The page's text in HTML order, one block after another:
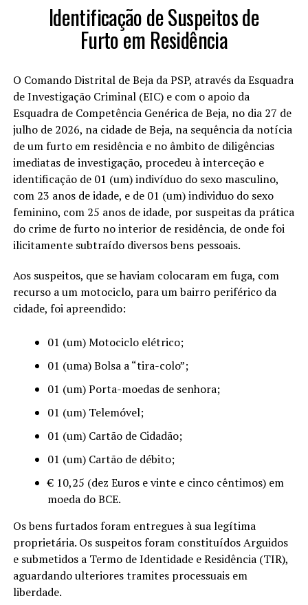
Identificação de Suspeitos de
Furto em Residência
O Comando Distrital de Beja da PSP, através da Esquadra
de Investigação Criminal (EIC) e com o apoio da
Esquadra de Competência Genérica de Beja, no dia 27 de
julho de 2026, na cidade de Beja, na sequência da notícia
de um furto em residência e no âmbito de diligências
imediatas de investigação, procedeu à interceção e
identificação de 01 (um) indivíduo do sexo masculino,
com 23 anos de idade, e de 01 (um) individuo do sexo
feminino, com 25 anos de idade, por suspeitas da prática
do crime de furto no interior de residência, de onde foi
ilicitamente subtraído diversos bens pessoais.
Aos suspeitos, que se haviam colocaram em fuga, com
recurso a um motociclo, para um bairro periférico da
cidade, foi apreendido:
01 (um) Motociclo elétrico;
01 (uma) Bolsa a “tira-colo”;
01 (um) Porta-moedas de senhora;
01 (um) Telemóvel;
01 (um) Cartão de Cidadão;
01 (um) Cartão de débito;
€ 10,25 (dez Euros e vinte e cinco cêntimos) em
moeda do BCE.
Os bens furtados foram entregues à sua legítima
proprietária. Os suspeitos foram constituídos Arguidos
e submetidos a Termo de Identidade e Residência (TIR),
aguardando ulteriores tramites processuais em
liberdade.